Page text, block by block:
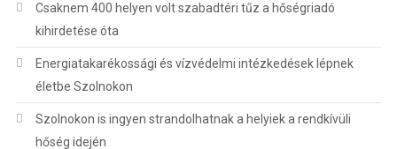
Csaknem 400 helyen volt szabadtéri tűz a hőségriadó
kihirdetése óta
Energiatakarékossági és vízvédelmi intézkedések lépnek
életbe Szolnokon
Szolnokon is ingyen strandolhatnak a helyiek a rendkívüli
hőség idején